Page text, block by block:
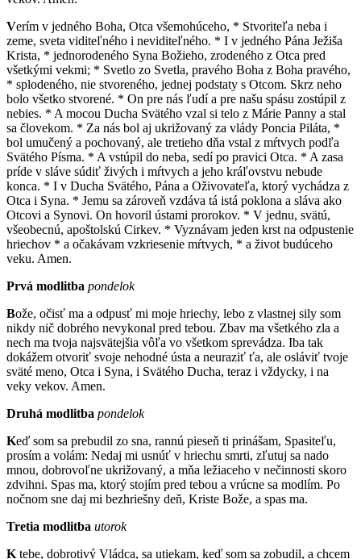
Verím v jedného Boha, Otca všemohúceho, * Stvoriteľa neba i
zeme, sveta viditeľného i neviditeľného. * I v jedného Pána Ježiša
Krista, * jednorodeného Syna Božieho, zrodeného z Otca pred
všetkými vekmi; * Svetlo zo Svetla, pravého Boha z Boha pravého,
* splodeného, nie stvoreného, jednej podstaty s Otcom. Skrz neho
bolo všetko stvorené. * On pre nás ľudí a pre našu spásu zostúpil z
nebies. * A mocou Ducha Svätého vzal si telo z Márie Panny a stal
sa človekom. * Za nás bol aj ukrižovaný za vlády Poncia Piláta, *
bol umučený a pochovaný, ale tretieho dňa vstal z mŕtvych podľa
Svätého Písma. * A vstúpil do neba, sedí po pravici Otca. * A zasa
príde v sláve súdiť živých i mŕtvych a jeho kráľovstvu nebude
konca. * I v Ducha Svätého, Pána a Oživovateľa, ktorý vychádza z
Otca i Syna. * Jemu sa zároveň vzdáva tá istá poklona a sláva ako
Otcovi a Synovi. On hovoril ústami prorokov. * V jednu, svätú,
všeobecnú, apoštolskú Cirkev. * Vyznávam jeden krst na odpustenie
hriechov * a očakávam vzkriesenie mŕtvych, * a život budúceho
veku. Amen.
Prvá modlitba pondelok
Bože, očisť ma a odpusť mi moje hriechy, lebo z vlastnej sily som
nikdy nič dobrého nevykonal pred tebou. Zbav ma všetkého zla a
nech ma tvoja najsvätejšia vôľa vo všetkom sprevádza. Iba tak
dokážem otvoriť svoje nehodné ústa a neuraziť ťa, ale osláviť tvoje
sväté meno, Otca i Syna, i Svätého Ducha, teraz i vždycky, i na
veky vekov. Amen.
Druhá modlitba pondelok
Keď som sa prebudil zo sna, rannú pieseň ti prinášam, Spasiteľu,
prosím a volám: Nedaj mi usnúť v hriechu smrti, zľutuj sa nado
mnou, dobrovoľne ukrižovaný, a mňa ležiaceho v nečinnosti skoro
zdvihni. Spas ma, ktorý stojím pred tebou a vrúcne sa modlím. Po
nočnom sne daj mi bezhriešny deň, Kriste Bože, a spas ma.
Tretia modlitba utorok
K tebe, dobrotivý Vládca, sa utiekam, keď som sa zobudil, a chcem